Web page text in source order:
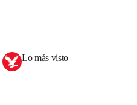
Lo más visto